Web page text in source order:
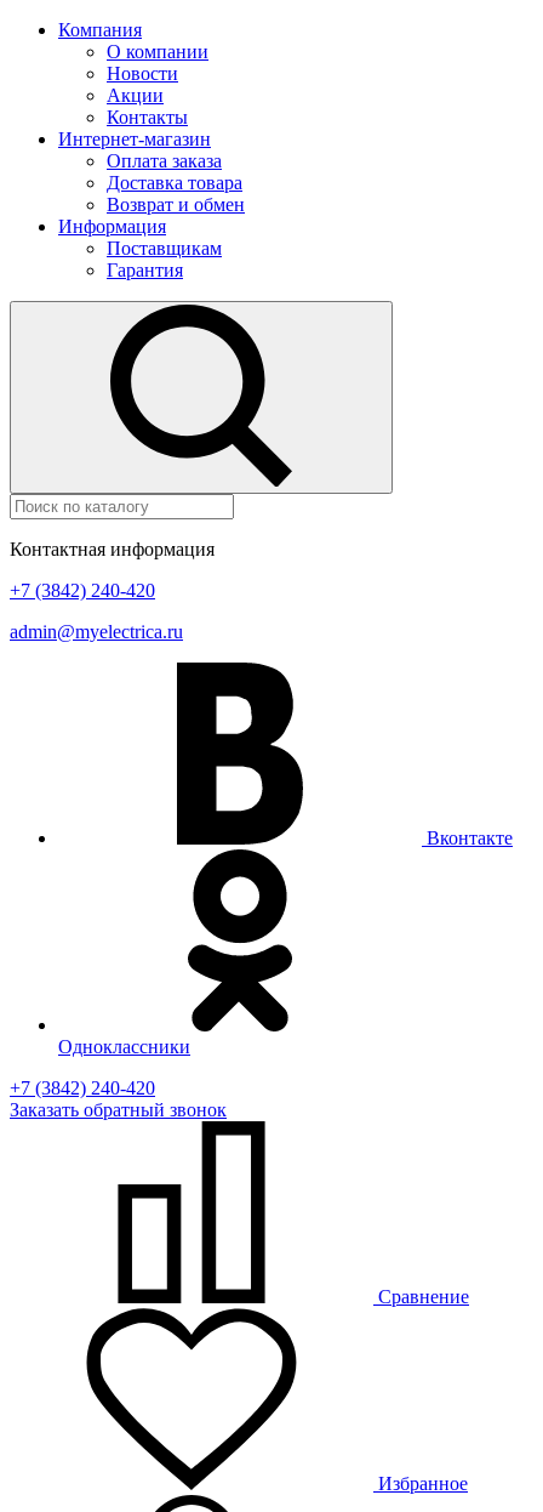
Компания
О компании
Новости
Акции
Контакты
Интернет-магазин
Оплата заказа
Доставка товара
Возврат и обмен
Информация
Поставщикам
Гарантия
Контактная информация
+7 (3842) 240-420
admin@myelectrica.ru
Вконтакте
Одноклассники
+7 (3842) 240-420
Заказать обратный звонок
Сравнение
Избранное